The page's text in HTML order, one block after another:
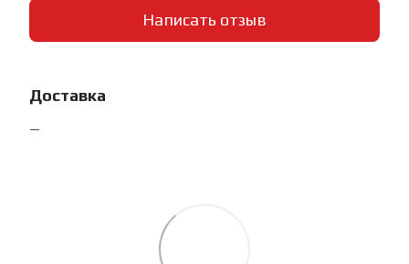
Написать отзыв
Доставка